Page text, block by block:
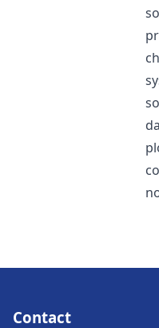
Contact